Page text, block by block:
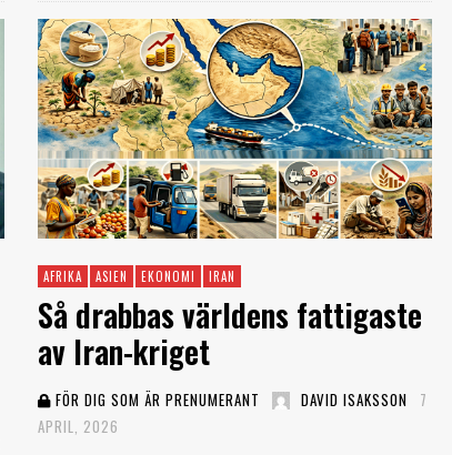
AFRIKA ASIEN EKONOMI IRAN
Så drabbas världens fattigaste
av Iran-kriget
FÖR DIG SOM ÄR PRENUMERANT DAVID ISAKSSON
7
APRIL, 2026